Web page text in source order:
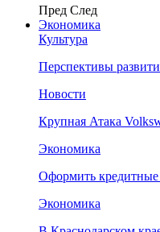
Пред След
Экономика
Культура
Перспективы
Новости
Крупная Атака
Экономика
Оформить кредитные
Экономика